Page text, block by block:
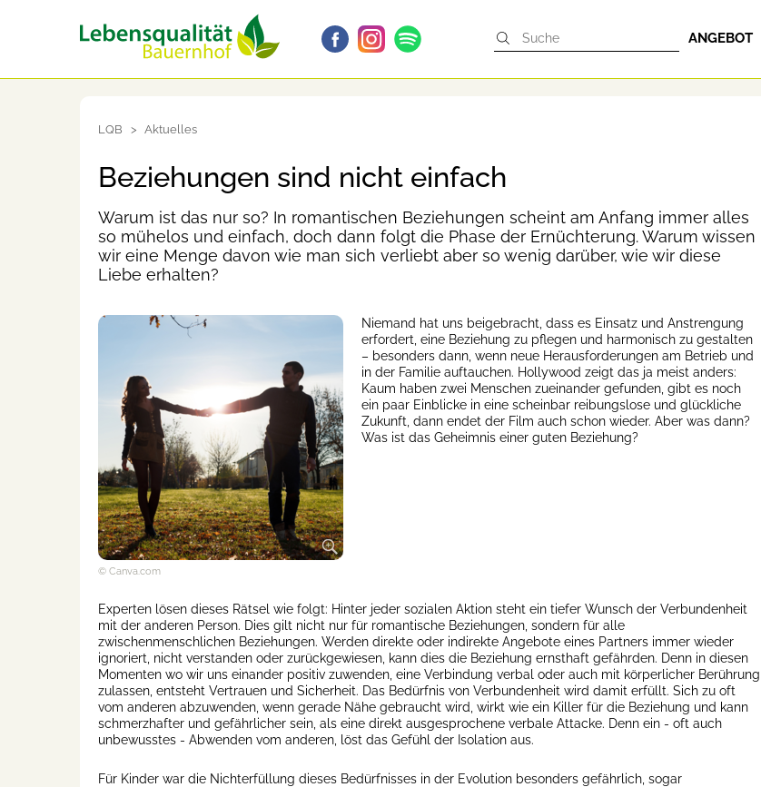
ANGEBOT
LQB Aktuelles
Beziehungen sind nicht einfach
Warum ist das nur so? In romantischen Beziehungen scheint am Anfang immer alles
so mühelos und einfach, doch dann folgt die Phase der Ernüchterung. Warum wissen
wir eine Menge davon wie man sich verliebt aber so wenig darüber, wie wir diese
Liebe erhalten?
© Canva.com
Niemand hat uns beigebracht, dass es Einsatz und Anstrengung
erfordert, eine Beziehung zu pflegen und harmonisch zu gestalten
– besonders dann, wenn neue Herausforderungen am Betrieb und
in der Familie auftauchen. Hollywood zeigt das ja meist anders:
Kaum haben zwei Menschen zueinander gefunden, gibt es noch
ein paar Einblicke in eine scheinbar reibungslose und glückliche
Zukunft, dann endet der Film auch schon wieder. Aber was dann?
Was ist das Geheimnis einer guten Beziehung?
Experten lösen dieses Rätsel wie folgt: Hinter jeder sozialen Aktion steht ein tiefer Wunsch der Verbundenheit
mit der anderen Person. Dies gilt nicht nur für romantische Beziehungen, sondern für alle
zwischenmenschlichen Beziehungen. Werden direkte oder indirekte Angebote eines Partners immer wieder
ignoriert, nicht verstanden oder zurückgewiesen, kann dies die Beziehung ernsthaft gefährden. Denn in diesen
Momenten wo wir uns einander positiv zuwenden, eine Verbindung verbal oder auch mit körperlicher Berührung
zulassen, entsteht Vertrauen und Sicherheit. Das Bedürfnis von Verbundenheit wird damit erfüllt. Sich zu oft
vom anderen abzuwenden, wenn gerade Nähe gebraucht wird, wirkt wie ein Killer für die Beziehung und kann
schmerzhafter und gefährlicher sein, als eine direkt ausgesprochene verbale Attacke. Denn ein - oft auch
unbewusstes - Abwenden vom anderen, löst das Gefühl der Isolation aus.
Für Kinder war die Nichterfüllung dieses Bedürfnisses in der Evolution besonders gefährlich, sogar